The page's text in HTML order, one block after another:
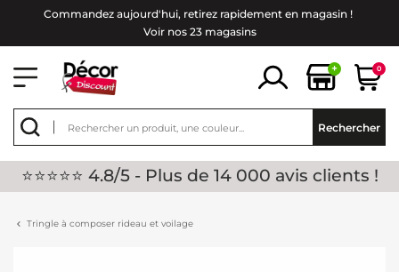
Commandez aujourd'hui, retirez rapidement en magasin !
Voir nos 23 magasins
+ 0
Rechercher
⭐⭐⭐⭐⭐ 4.8/5 - Plus de 14 000 avis clients !
Tringle à composer rideau et voilage